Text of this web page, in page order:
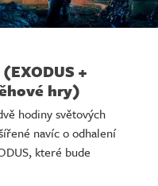
+
hry)
hodiny světových
navíc o odhalení
které bude